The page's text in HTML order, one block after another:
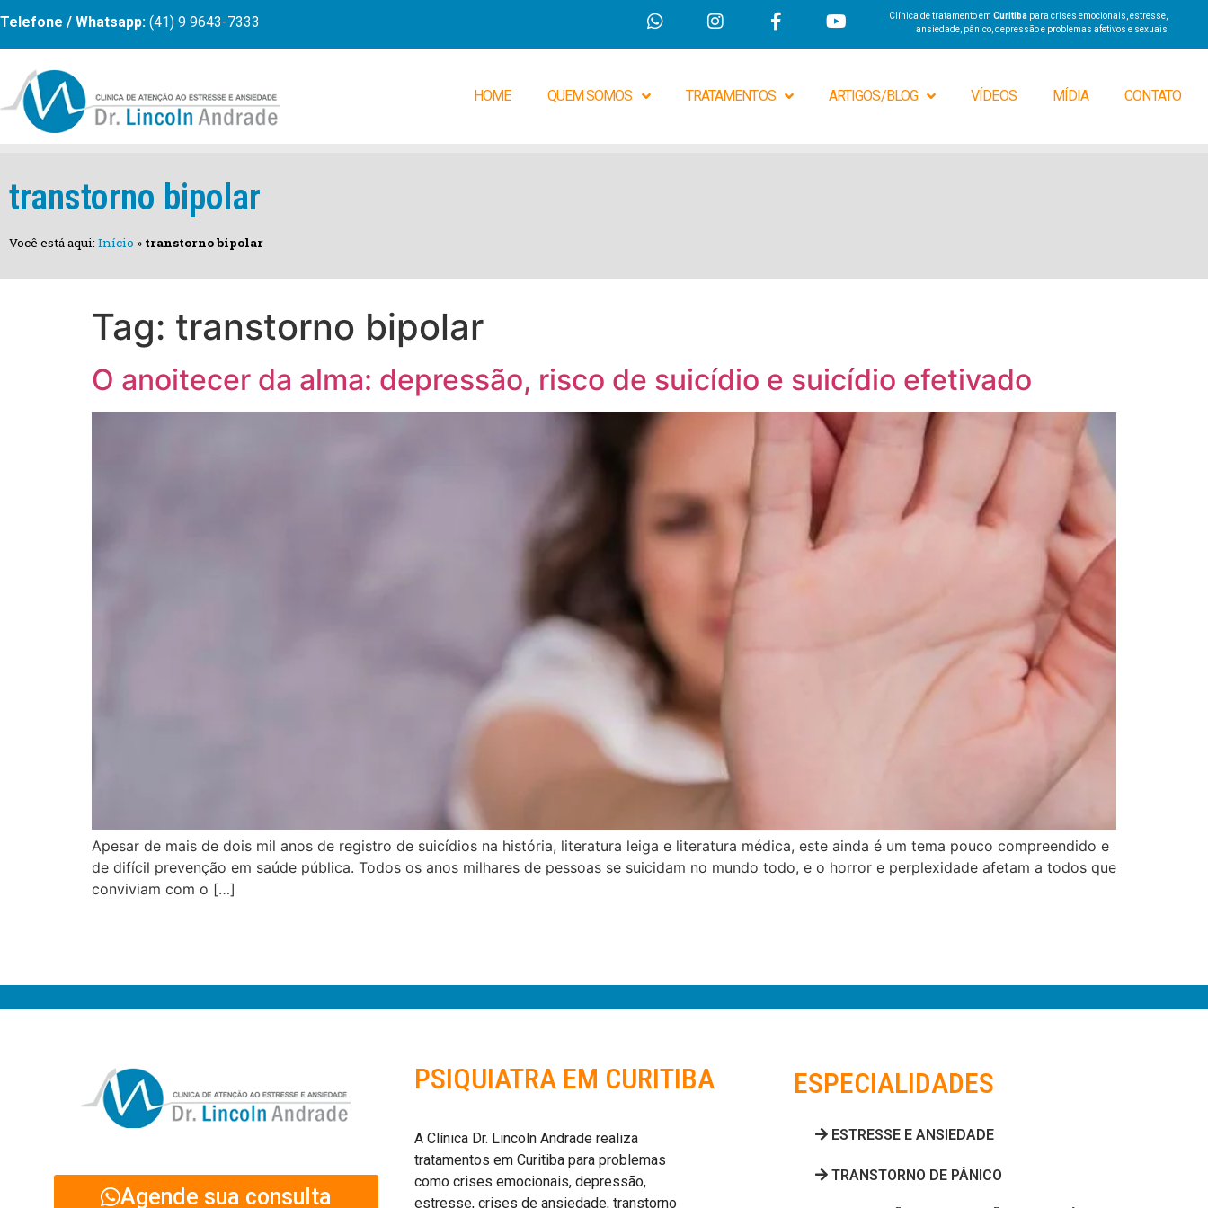
Telefone / Whatsapp: (41) 9 9643-7333 Clínica de tratamento emCuritiba para crises emocionais, estresse,
ansiedade, pânico, depressão e problemas afetivos e sexuais
HOME QUEM SOMOS TRATAMENTOS ARTIGOS/BLOG VÍDEOS MÍDIA CONTATO
transtorno bipolar
Você está aqui: Início » transtorno bipolar
Tag: transtorno bipolar
O anoitecer da alma: depressão, risco de suicídio e suicídio efetivado
Apesar de mais de dois mil anos de registro de suicídios na história, literatura leiga e literatura médica, este ainda é um tema pouco compreendido e
de difícil prevenção em saúde pública. Todos os anos milhares de pessoas se suicidam no mundo todo, e o horror e perplexidade afetam a todos que
conviviam com o […]
Agende sua consulta
PSIQUIATRA EM CURITIBA
A Clínica Dr. Lincoln Andrade realiza
tratamentos em Curitiba para problemas
como crises emocionais, depressão,
estresse, crises de ansiedade, transtorno
ESPECIALIDADES
ESTRESSE E ANSIEDADE
TRANSTORNO DE PÂNICO